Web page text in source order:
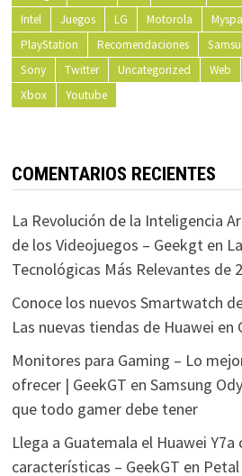
Intel
Juegos LG Motorola
PlayStation
Recomendaciones
Sony
Twitter Uncategorized Web
Xbox
Youtube
COMENTARIOS RECIENTES
La Revolución de la Inteligencia
de los Videojuegos – Geekgten
Tecnológicas Más Relevantes de
Conoce los nuevos Smartwatch
Las nuevas tiendas de Huawei en
Monitores para Gaming – Lo
ofrecer | GeekGT en Samsung
que todo gamer debe tener
Llega a Guatemala el Huawei Y7a
características – GeekGT en Petal